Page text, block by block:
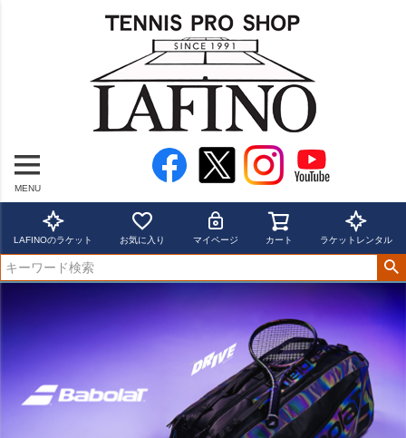
MENU
LAFINOのラケット お気に入り マイページ カート ラケットレンタル